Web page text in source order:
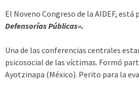
El Noveno Congreso de la AIDEF,
Defensorías Públicas».
Una de las conferencias centrales
psicosocial de las víctimas. Formó
Ayotzinapa (México). Perito para la